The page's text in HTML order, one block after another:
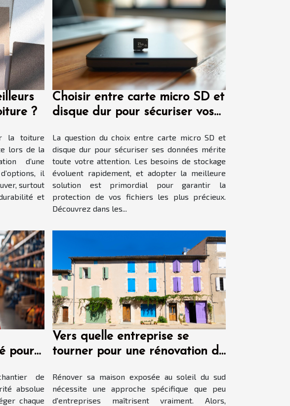
?
la toiture
lors de la
d’une
il
surtout
et
Choisir entre carte micro SD et
disque dur pour sécuriser vos
La question du choix entre carte micro SD et
disque dur pour sécuriser ses données mérite
toute votre attention. Les besoins de stockage
évoluent rapidement, et adopter la meilleure
solution est primordial pour garantir la
protection de vos fichiers les plus précieux.
Découvrez dans les...
pour
de
absolue
chaque
Vers quelle entreprise se
tourner pour une rénovation de
Rénover sa maison exposée au soleil du sud
nécessite une approche spécifique que peu
d'entreprises maîtrisent vraiment. Alors,